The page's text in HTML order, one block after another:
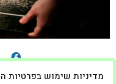
טל. 9444024
מדיניות שימוש בפרטיות